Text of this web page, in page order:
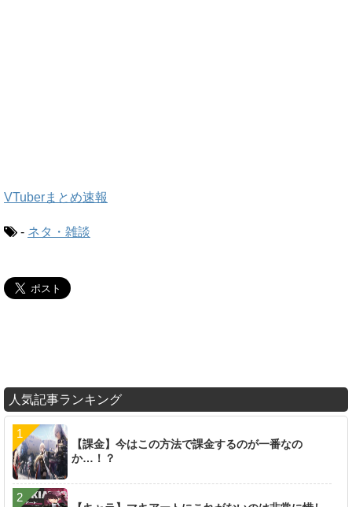
VTuberまとめ速報
- ネタ・雑談
人気記事ランキング
【課金】今はこの方法で課金するのが一番なの
か…！？